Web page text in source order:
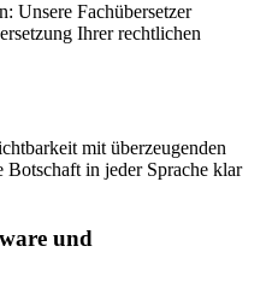
Unsere Fachübersetzer
Ihrer rechtlichen
mit überzeugenden
in jeder Sprache klar
und